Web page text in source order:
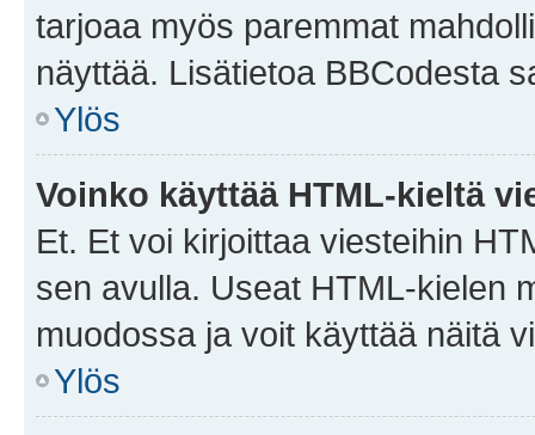
tarjoaa myös paremmat
näyttää. Lisätietoa BBCodesta
Ylös
Voinko käyttää HTML-kieltä
Et. Et voi kirjoittaa viesteihin
sen avulla. Useat HTML-kielen
muodossa ja voit käyttää näitä
Ylös